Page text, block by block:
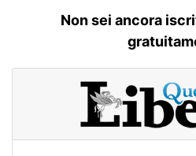
Non sei ancora